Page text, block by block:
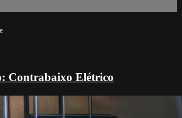
Contrabaixo Elétrico